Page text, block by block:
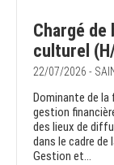
Chargé
culturel
22/07/2026 -
Dominante de
gestion
des lieux de
dans le cadre
Gestion et...